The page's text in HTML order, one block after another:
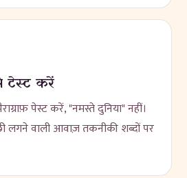
टेस्ट करें
पेस्ट करें, "नमस्ते दुनिया" नहीं।
लगने वाली आवाज़ तकनीकी शब्दों पर